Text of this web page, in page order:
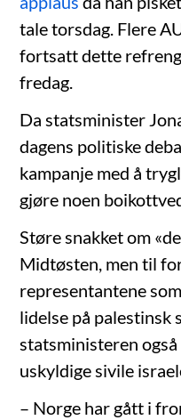
tale torsdag. Flere
fortsatt dette
fredag.
Da statsminister
dagens politiske
kampanje med å
gjøre noen
Støre snakket om
Midtøsten, men til
representantene
lidelse på palestinsk
statsministeren
uskyldige sivile
– Norge har gått i